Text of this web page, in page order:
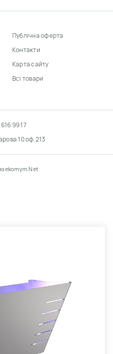
Публічна оферта
Контакти
Карта сайту
Всі товари
99 17
10 оф.213